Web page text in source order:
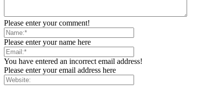
Please enter your comment!
Please enter your name here
You have entered an incorrect email address!
Please enter your email address here